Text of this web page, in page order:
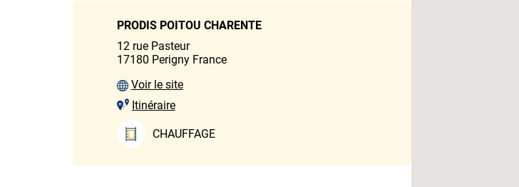
PRODIS POITOU CHARENTE
12 rue Pasteur
17180 Perigny France
Voir le site
Itinéraire
CHAUFFAGE